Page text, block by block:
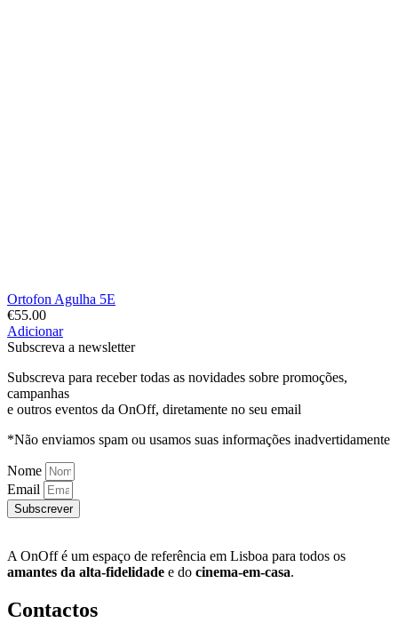
Ortofon Agulha 5E
€55.00
Adicionar
Subscreva a newsletter
Subscreva para receber todas as novidades sobre promoções,
campanhas
e outros eventos da OnOff, diretamente no seu email
*Não enviamos spam ou usamos suas informações inadvertidamente
Nome
Email
Subscrever
A OnOff é um espaço de referência em Lisboa para todos os
amantes da alta-fidelidade e do cinema-em-casa.
Contactos